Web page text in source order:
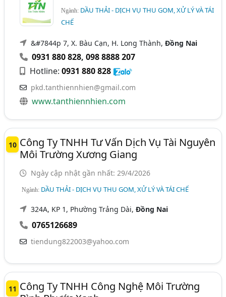
Ngành: DẦU THẢI - DỊCH VỤ THU GOM, XỬ LÝ VÀ TÁI
CHẾ
&#7844p 7, X. Bàu Cạn, H. Long Thành,Đồng Nai
0931 880 828,098 8888 207
Hotline:0931 880 828
pkd.tanthiennhien@gmail.com
www.tanthiennhien.com
10 Công Ty TNHH Tư Vấn Dịch Vụ Tài Nguyên
Môi Trường Xương Giang
Ngày cập nhật gần nhất: 29/4/2026
Ngành: DẦU THẢI - DỊCH VỤ THU GOM, XỬ LÝ VÀ TÁI CHẾ
324A, KP 1, Phường Trảng Dài,Đồng Nai
0765126689
tiendung822003@yahoo.com
11 Công Ty TNHH Công Nghệ Môi Trường